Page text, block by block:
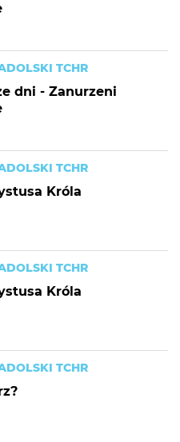
TCHR
dni - Zanurzeni
TCHR
Króla
TCHR
Króla
TCHR